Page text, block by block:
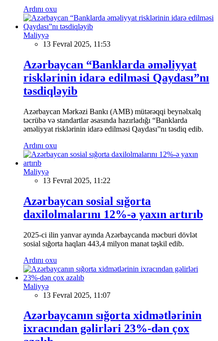
Ardını oxu
Maliyyə
13 Fevral 2025, 11:53
Azərbaycan “Banklarda əməliyyat
risklərinin idarə edilməsi Qaydası”nı
təsdiqləyib
Azərbaycan Mərkəzi Bankı (AMB) mütərəqqi beynəlxalq
təcrübə və standartlar əsasında hazırladığı “Banklarda
əməliyyat risklərinin idarə edilməsi Qaydası”nı təsdiq edib.
Ardını oxu
Maliyyə
13 Fevral 2025, 11:22
Azərbaycan sosial sığorta
daxilolmalarını 12%-ə yaxın artırıb
2025-ci ilin yanvar ayında Azərbaycanda məcburi dövlət
sosial sığorta haqları 443,4 milyon manat təşkil edib.
Ardını oxu
Maliyyə
13 Fevral 2025, 11:07
Azərbaycanın sığorta xidmətlərinin
ixracından gəlirləri 23%-dən çox